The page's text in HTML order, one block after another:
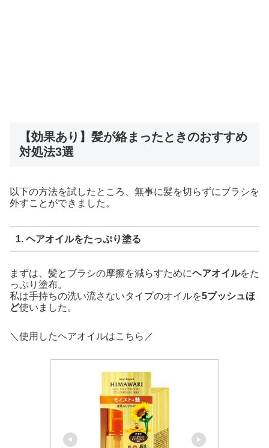
【効果あり】髪が絡まったときのおすすめ
対処法3選
以下の方法を試したところ、無事に髪を切らずにブラシを
外すことができました。
1. ヘアオイルをたっぷり塗る
まずは、髪とブラシの摩擦を減らすためにヘアオイルをた
っぷり塗布。
私は手持ちの洗い流さないタイプのオイルを5プッシュほ
ど使いました。
＼使用したヘアオイルはこちら／